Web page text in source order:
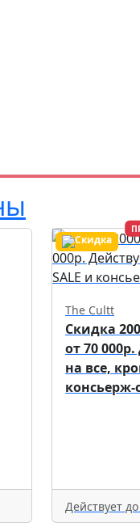
The Cultt
Скидка
от 70
на все,
консьерж-
Действует до